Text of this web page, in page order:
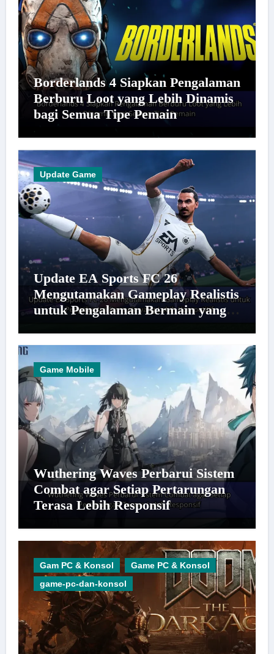
Borderlands 4 Siapkan Pengalaman
Berburu Loot yang Lebih Dinamis
bagi Semua Tipe Pemain
Update Game
Update EA Sports FC 26
Mengutamakan Gameplay Realistis
untuk Pengalaman Bermain yang
Game Mobile
Wuthering Waves Perbarui Sistem
Combat agar Setiap Pertarungan
Terasa Lebih Responsif
Gam PC & Konsol
Game PC & Konsol
game-pc-dan-konsol